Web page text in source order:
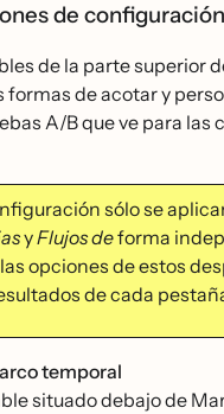
de configuración
de la parte superior
de acotar y
A/B que ve para las
sólo se
yFlujos deforma
opciones de estos
de cada
temporal
situado debajo de